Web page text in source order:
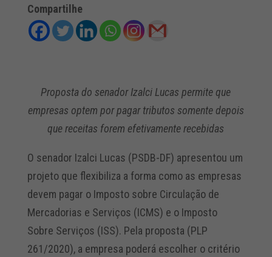
Compartilhe
Proposta do senador Izalci Lucas permite que
empresas optem por pagar tributos somente depois
que receitas forem efetivamente recebidas
O senador Izalci Lucas (PSDB-DF) apresentou um
projeto que flexibiliza a forma como as empresas
devem pagar o Imposto sobre Circulação de
Mercadorias e Serviços (ICMS) e o Imposto
Sobre Serviços (ISS). Pela proposta (PLP
261/2020), a empresa poderá escolher o critério